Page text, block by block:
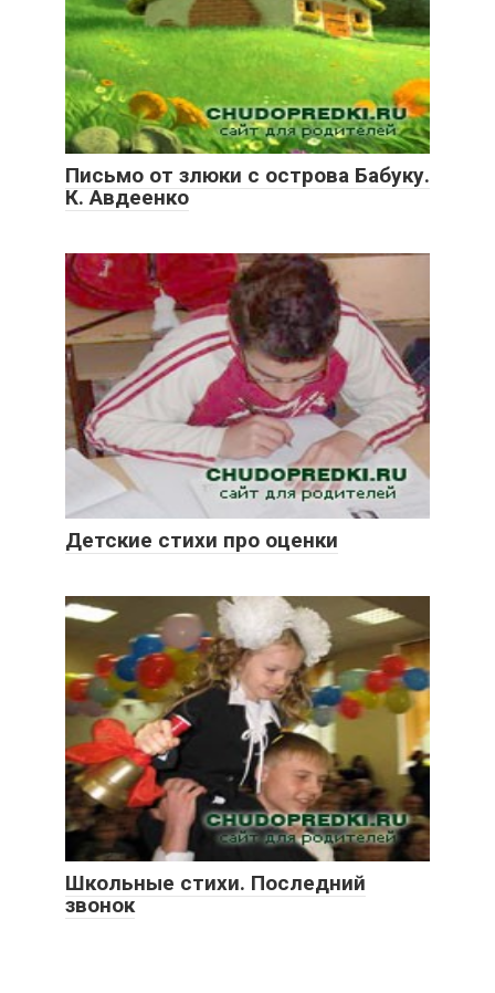
Письмо от злюки с острова Бабуку.
К. Авдеенко
Детские стихи про оценки
Школьные стихи. Последний
звонок